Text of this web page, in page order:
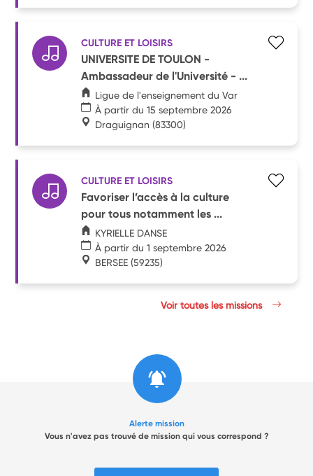
CULTURE ET LOISIRS
UNIVERSITE DE TOULON -
Ambassadeur de l'Université - ...
Ligue de l'enseignement du Var
À partir du 15 septembre 2026
Draguignan (83300)
CULTURE ET LOISIRS
Favoriser l’accès à la culture
pour tous notamment les ...
KYRIELLE DANSE
À partir du 1 septembre 2026
BERSEE (59235)
Voir toutes les missions
Alerte mission
Vous n'avez pas trouvé de mission qui vous correspond ?